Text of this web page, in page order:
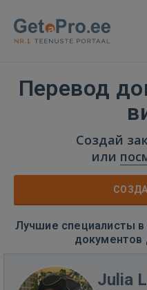
Перевод
Создай
или
Лучшие специалисты в
документов
Julia